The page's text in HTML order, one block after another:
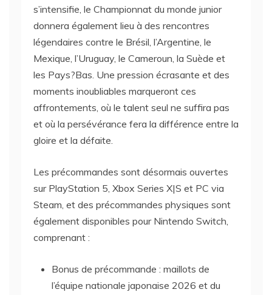
s’intensifie, le Championnat du monde junior
donnera également lieu à des rencontres
légendaires contre le Brésil, l’Argentine, le
Mexique, l’Uruguay, le Cameroun, la Suède et
les Pays?Bas. Une pression écrasante et des
moments inoubliables marqueront ces
affrontements, où le talent seul ne suffira pas
et où la persévérance fera la différence entre la
gloire et la défaite.
Les précommandes sont désormais ouvertes
sur PlayStation 5, Xbox Series X|S et PC via
Steam, et des précommandes physiques sont
également disponibles pour Nintendo Switch,
comprenant :
Bonus de précommande : maillots de
l’équipe nationale japonaise 2026 et du